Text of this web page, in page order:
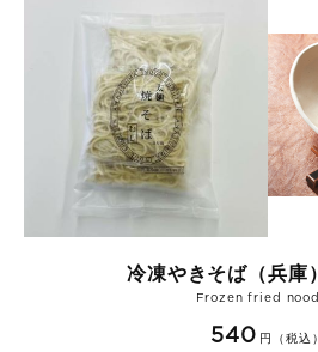
冷凍やきそば（兵庫
Frozen fried
540 円（税込）